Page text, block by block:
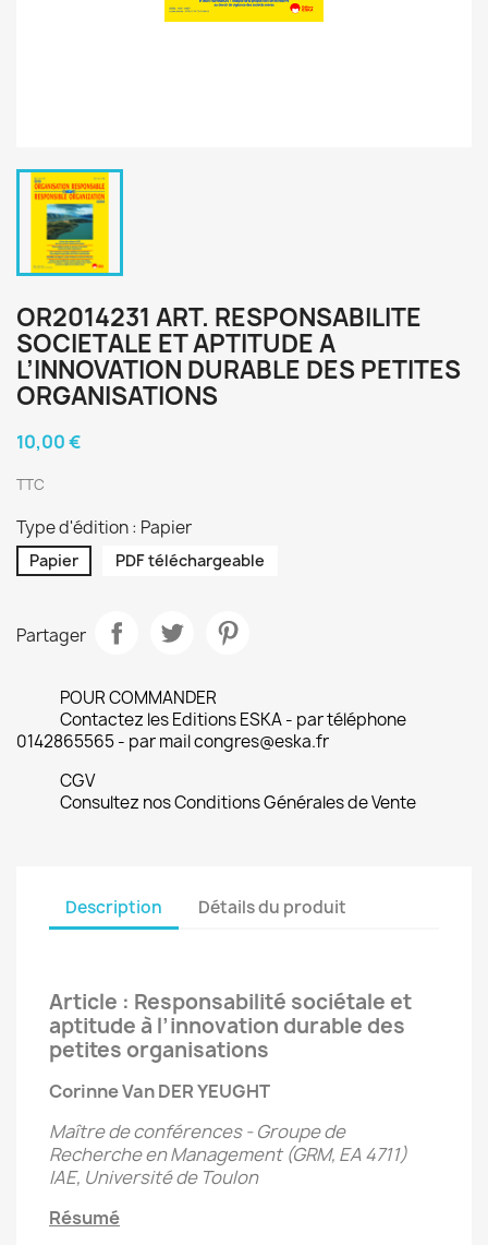
OR2014231 ART. RESPONSABILITE
SOCIETALE ET APTITUDE A
L’INNOVATION DURABLE DES PETITES
ORGANISATIONS
10,00 €
TTC
Type d'édition : Papier
Papier PDF téléchargeable
Partager
POUR COMMANDER
Contactez les Editions ESKA - par téléphone
0142865565 - par mail congres@eska.fr
CGV
Consultez nos Conditions Générales de Vente
Description Détails du produit
Article : Responsabilité sociétale et
aptitude à l’innovation durable des
petites organisations
Corinne Van DER YEUGHT
Maître de conférences - Groupe de
Recherche en Management (GRM, EA 4711)
IAE, Université de Toulon
Résumé